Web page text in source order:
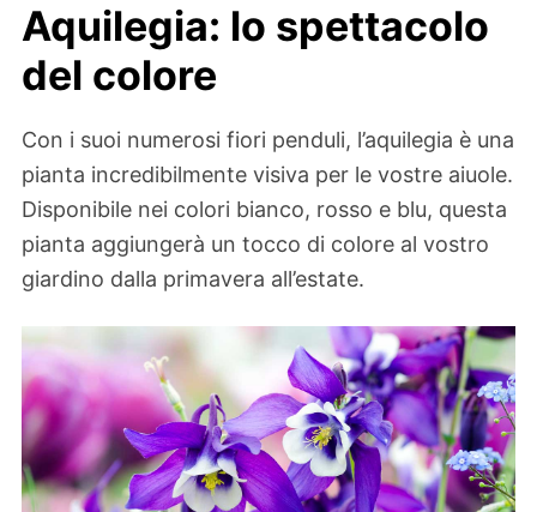
Aquilegia: lo spettacolo
del colore
Con i suoi numerosi fiori penduli, l’aquilegia è una
pianta incredibilmente visiva per le vostre aiuole.
Disponibile nei colori bianco, rosso e blu, questa
pianta aggiungerà un tocco di colore al vostro
giardino dalla primavera all’estate.